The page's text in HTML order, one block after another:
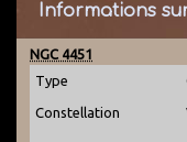
Informations
NGC 4451
Type
Constellation